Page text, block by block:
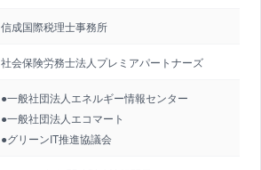
信成国際税理士事務所
社会保険労務士法人プレミアパートナーズ
●一般社団法人エネルギー情報センター
●一般社団法人エコマート
●グリーンIT推進協議会